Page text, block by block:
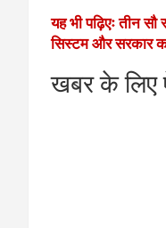
यह भी पढ़िएः तीन
सिस्टम और सरकार
खबर के